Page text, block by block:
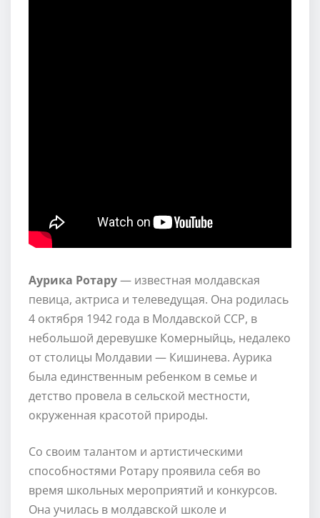
Аурика Ротару— известная молдавская
певица, актриса и телеведущая. Она родилась
4 октября 1942 года в Молдавской ССР, в
небольшой деревушке Комерныйць, недалеко
от столицы Молдавии — Кишинева. Аурика
была единственным ребенком в семье и
детство провела в сельской местности,
окруженная красотой природы.
Со своим талантом и артистическими
способностями Ротару проявила себя во
время школьных мероприятий и конкурсов.
Она училась в молдавской школе и